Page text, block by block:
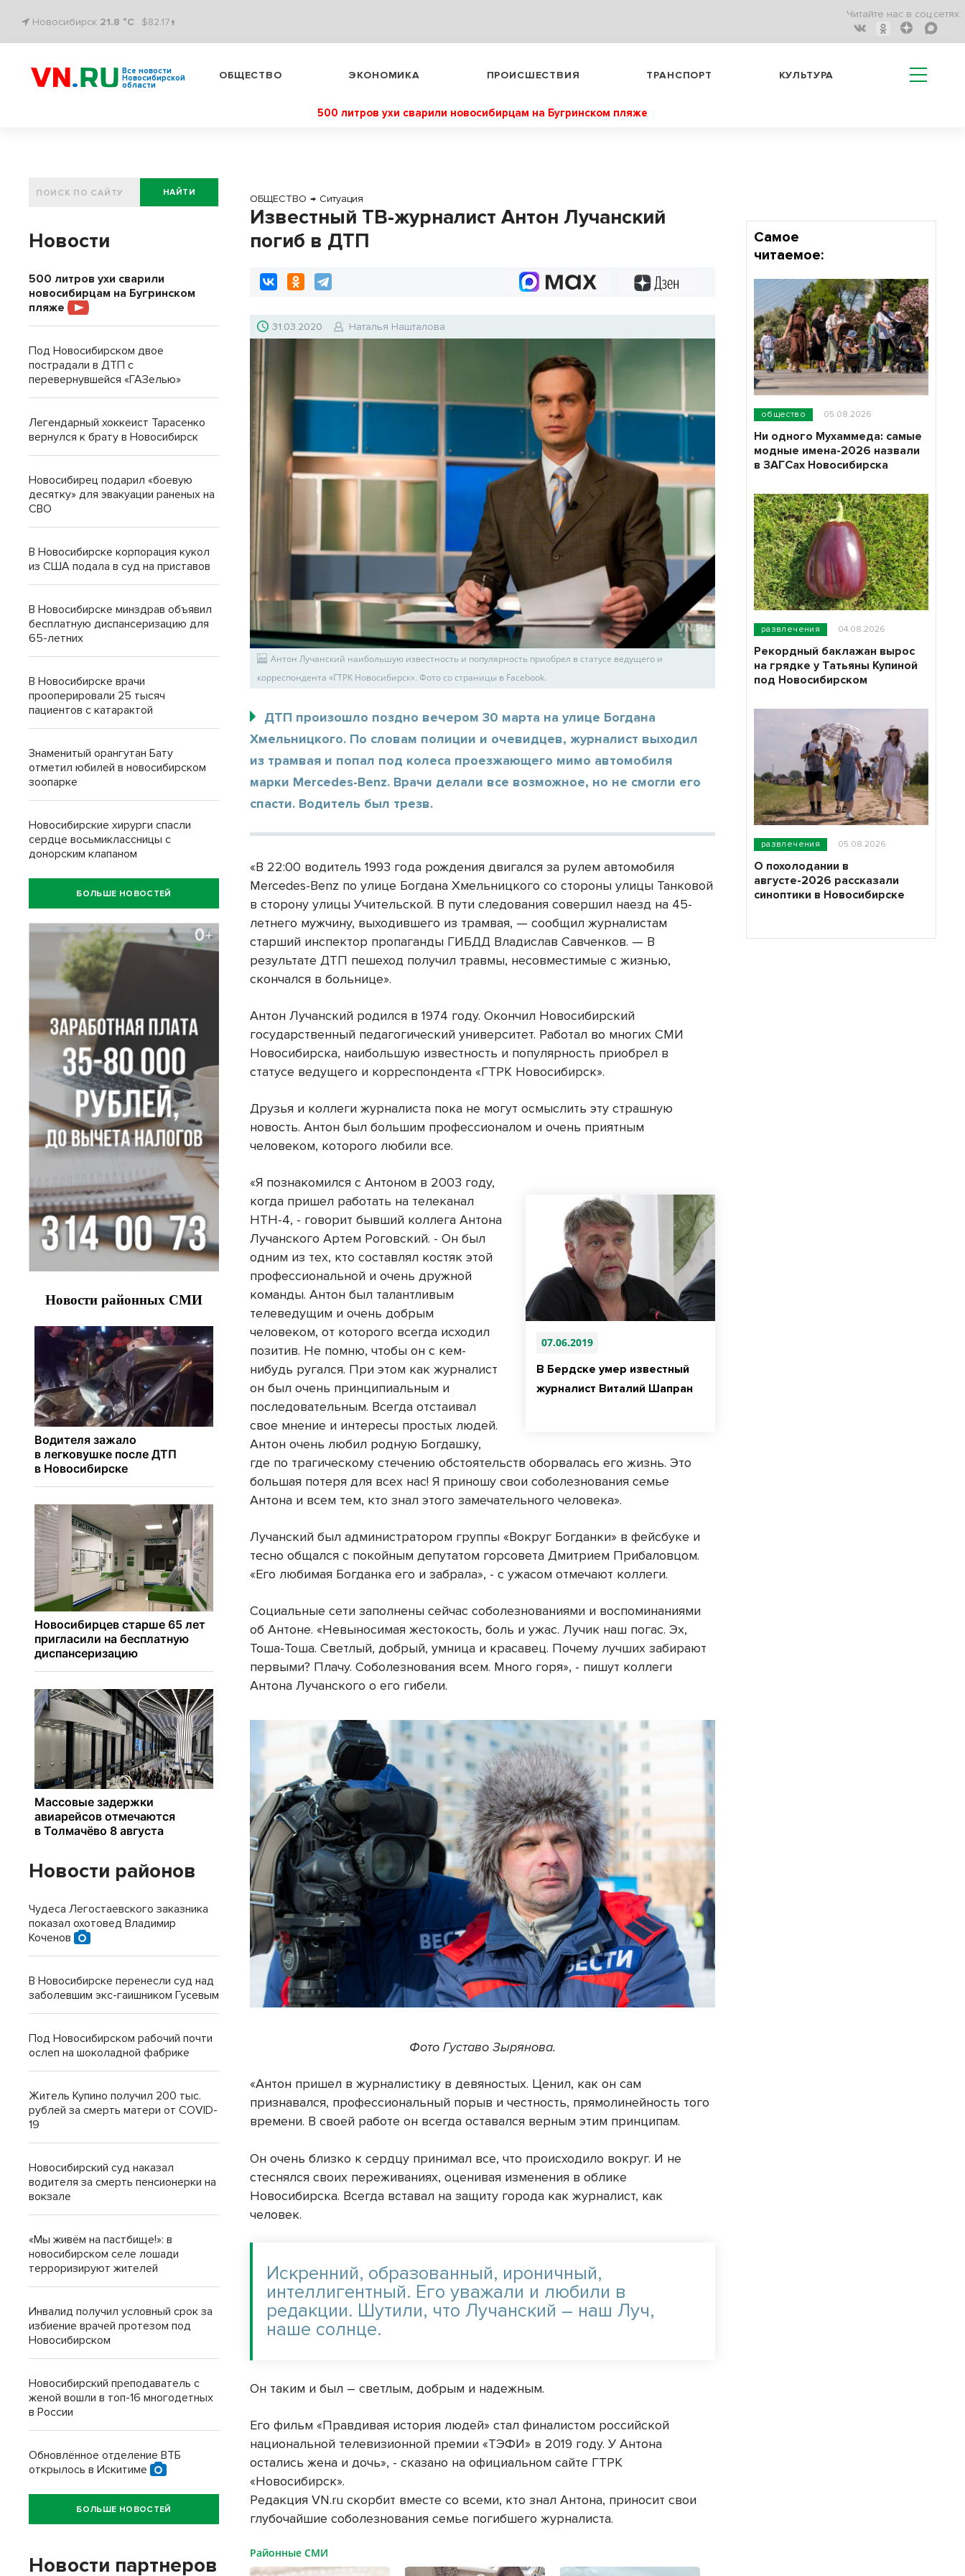
Новосибирск 21.8 °C $82.17↑
Читайте нас в соц.сетях:
Все новости
Новосибирской
области
ОБЩЕСТВО ЭКОНОМИКА ПРОИСШЕСТВИЯ ТРАНСПОРТ КУЛЬТУРА
500 литров ухи сварили новосибирцам на Бугринском пляже
ОБЩЕСТВО → Ситуация
Известный ТВ-журналист Антон Лучанский
погиб в ДТП
31.03.2020 Наталья Нашталова
Антон Лучанский наибольшую известность и популярность приобрел в статусе ведущего и
корреспондента «ГТРК Новосибирск». Фото со страницы в Facebook.
ДТП произошло поздно вечером 30 марта на улице Богдана
Хмельницкого. По словам полиции и очевидцев, журналист выходил
из трамвая и попал под колеса проезжающего мимо автомобиля
марки Mercedes-Benz. Врачи делали все возможное, но не смогли его
спасти. Водитель был трезв.
«В 22:00 водитель 1993 года рождения двигался за рулем автомобиля
Mercedes-Benz по улице Богдана Хмельницкого со стороны улицы Танковой
в сторону улицы Учительской. В пути следования совершил наезд на 45-
летнего мужчину, выходившего из трамвая, — сообщил журналистам
старший инспектор пропаганды ГИБДД Владислав Савченков. — В
результате ДТП пешеход получил травмы, несовместимые с жизнью,
скончался в больнице».
Антон Лучанский родился в 1974 году. Окончил Новосибирский
государственный педагогический университет. Работал во многих СМИ
Новосибирска, наибольшую известность и популярность приобрел в
статусе ведущего и корреспондента «ГТРК Новосибирск».
Друзья и коллеги журналиста пока не могут осмыслить эту страшную
новость. Антон был большим профессионалом и очень приятным
человеком, которого любили все.
07.06.2019
В Бердске умер известный
журналист Виталий Шапран
«Я познакомился с Антоном в 2003 году,
когда пришел работать на телеканал
НТН-4, - говорит бывший коллега Антона
Лучанского Артем Роговский. - Он был
одним из тех, кто составлял костяк этой
профессиональной и очень дружной
команды. Антон был талантливым
телеведущим и очень добрым
человеком, от которого всегда исходил
позитив. Не помню, чтобы он с кем-
нибудь ругался. При этом как журналист
он был очень принципиальным и
последовательным. Всегда отстаивал
свое мнение и интересы простых людей.
Антон очень любил родную Богдашку,
где по трагическому стечению обстоятельств оборвалась его жизнь. Это
большая потеря для всех нас! Я приношу свои соболезнования семье
Антона и всем тем, кто знал этого замечательного человека».
Лучанский был администратором группы «Вокруг Богданки» в фейсбуке и
тесно общался с покойным депутатом горсовета Дмитрием Прибаловцом.
«Его любимая Богданка его и забрала», - с ужасом отмечают коллеги.
Социальные сети заполнены сейчас соболезнованиями и воспоминаниями
об Антоне. «Невыносимая жестокость, боль и ужас. Лучик наш погас. Эх,
Тоша-Тоша. Светлый, добрый, умница и красавец. Почему лучших забирают
первыми? Плачу. Соболезнования всем. Много горя», - пишут коллеги
Антона Лучанского о его гибели.
Фото Густаво Зырянова.
«Антон пришел в журналистику в девяностых. Ценил, как он сам
признавался, профессиональный порыв и честность, прямолинейность того
времени. В своей работе он всегда оставался верным этим принципам.
Он очень близко к сердцу принимал все, что происходило вокруг. И не
стеснялся своих переживаниях, оценивая изменения в облике
Новосибирска. Всегда вставал на защиту города как журналист, как
человек.
Искренний, образованный, ироничный,
интеллигентный. Его уважали и любили в
редакции. Шутили, что Лучанский – наш Луч,
наше солнце.
Он таким и был – светлым, добрым и надежным.
Его фильм «Правдивая история людей» стал финалистом российской
национальной телевизионной премии «ТЭФИ» в 2019 году. У Антона
остались жена и дочь», - сказано на официальном сайте ГТРК
«Новосибирск».
Редакция VN.ru скорбит вместе со всеми, кто знал Антона, приносит свои
глубочайшие соболезнования семье погибшего журналиста.
Районные СМИ
НАЙТИ
Новости
500 литров ухи сварили
новосибирцам на Бугринском
пляже
Под Новосибирском двое
пострадали в ДТП с
перевернувшейся «ГАЗелью»
Легендарный хоккеист Тарасенко
вернулся к брату в Новосибирск
Новосибирец подарил «боевую
десятку» для эвакуации раненых на
СВО
В Новосибирске корпорация кукол
из США подала в суд на приставов
В Новосибирске минздрав объявил
бесплатную диспансеризацию для
65-летних
В Новосибирске врачи
прооперировали 25 тысяч
пациентов с катарактой
Знаменитый орангутан Бату
отметил юбилей в новосибирском
зоопарке
Новосибирские хирурги спасли
сердце восьмиклассницы с
донорским клапаном
БОЛЬШЕ НОВОСТЕЙ
Новости районов
Чудеса Легостаевского заказника
показал охотовед Владимир
Коченов
В Новосибирске перенесли суд над
заболевшим экс-гаишником Гусевым
Под Новосибирском рабочий почти
ослеп на шоколадной фабрике
Житель Купино получил 200 тыс.
рублей за смерть матери от COVID-
19
Новосибирский суд наказал
водителя за смерть пенсионерки на
вокзале
«Мы живём на пастбище!»: в
новосибирском селе лошади
терроризируют жителей
Инвалид получил условный срок за
избиение врачей протезом под
Новосибирском
Новосибирский преподаватель с
женой вошли в топ-16 многодетных
в России
Обновлённое отделение ВТБ
открылось в Искитиме
БОЛЬШЕ НОВОСТЕЙ
Новости партнеров
Самое
читаемое:
общество 05.08.2026
Ни одного Мухаммеда: самые
модные имена-2026 назвали
в ЗАГСах Новосибирска
развлечения 04.08.2026
Рекордный баклажан вырос
на грядке у Татьяны Купиной
под Новосибирском
развлечения 05.08.2026
О похолодании в
августе-2026 рассказали
синоптики в Новосибирске